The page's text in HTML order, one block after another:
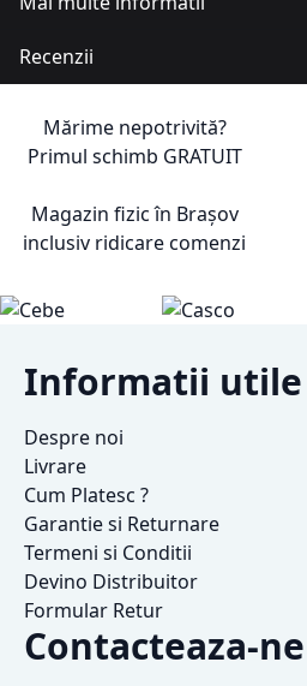
Recenzii
Mărime nepotrivită?
Primul schimb GRATUIT
Magazin fizic în Brașov
inclusiv ridicare comenzi
Informatii utile
Despre noi
Livrare
Cum Platesc ?
Garantie si Returnare
Termeni si Conditii
Devino Distribuitor
Formular Retur
Contacteaza-ne